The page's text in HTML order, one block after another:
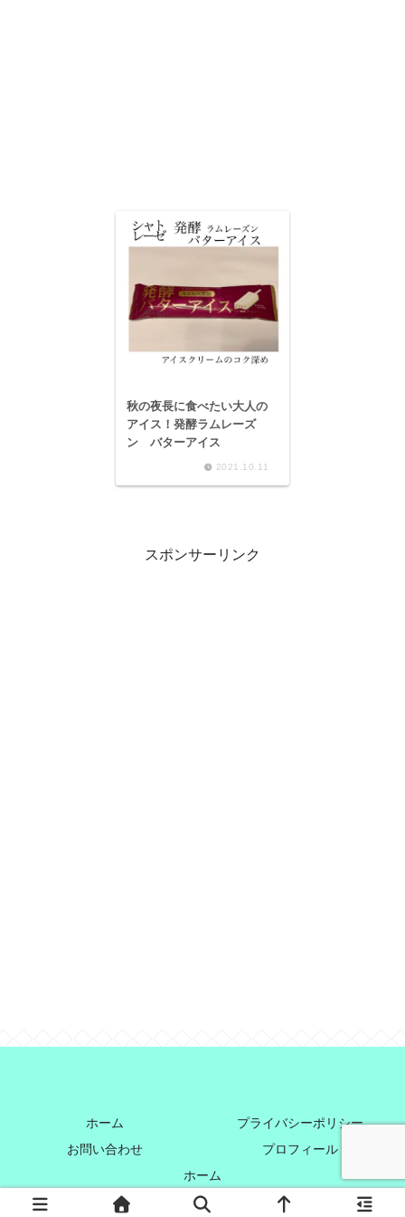
秋の夜長に食べたい大人の
アイス！発酵ラムレーズ
ン バターアイス
2021.10.11
スポンサーリンク
ホーム
プライバシーポリシー
お問い合わせ
プロフィール
ホーム
© 2021 すいぼうやのオススメお菓子レポート.